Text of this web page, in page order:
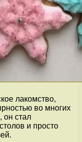
лакомство,
во многих
, он стал
и просто